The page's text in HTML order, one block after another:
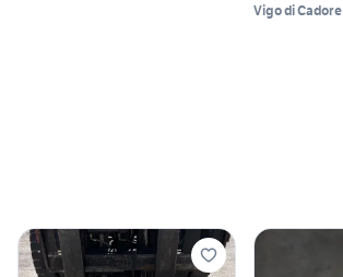
Vigo di Cadore